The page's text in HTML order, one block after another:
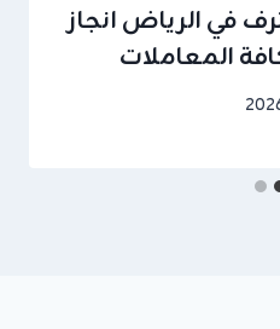
في الرياض انجاز
المعاملات